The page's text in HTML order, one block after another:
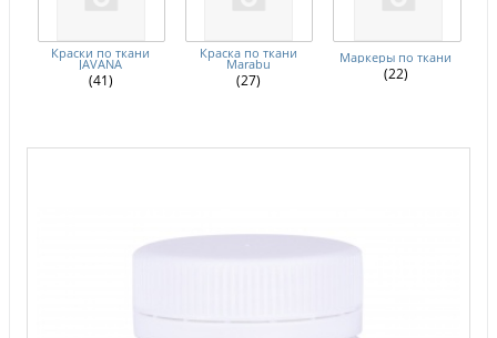
Краски по ткани
JAVANA
(41)
Краска по ткани
Marabu
(27)
Маркеры по ткани
(22)